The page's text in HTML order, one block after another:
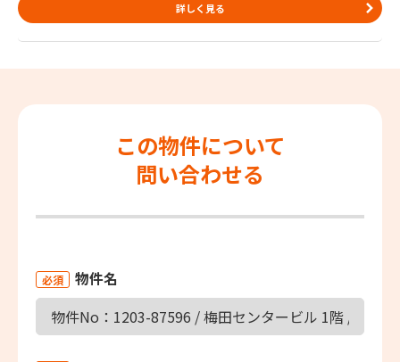
詳しく見る
この物件について
問い合わせる
必須 物件名